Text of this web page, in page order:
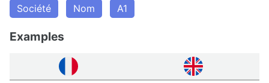
Société
Nom A1
Examples